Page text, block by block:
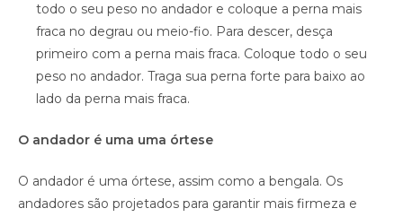
todo o seu peso no andador e coloque a perna mais
fraca no degrau ou meio-fio. Para descer, desça
primeiro com a perna mais fraca. Coloque todo o seu
peso no andador. Traga sua perna forte para baixo ao
lado da perna mais fraca.
O andador é uma uma órtese
O andador é uma órtese, assim como a bengala. Os
andadores são projetados para garantir mais firmeza e